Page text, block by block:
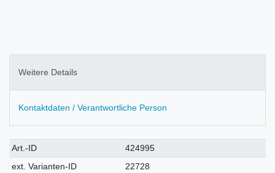
Weitere Details
Kontaktdaten / Verantwortliche Person
Technisches
Merkmal
Wert
Art.-ID
424995
ext. Varianten-ID
22728